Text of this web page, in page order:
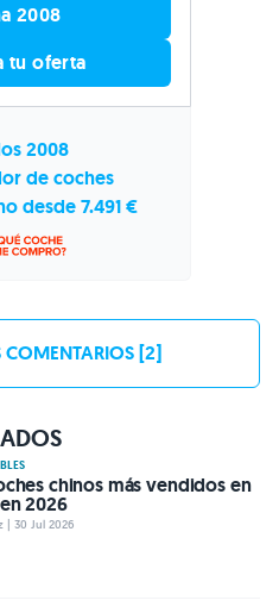
2008
tu oferta
2008
de coches
desde 7.491 €
COMENTARIOS [2]
chinos más vendidos en
2026
| 30 Jul 2026